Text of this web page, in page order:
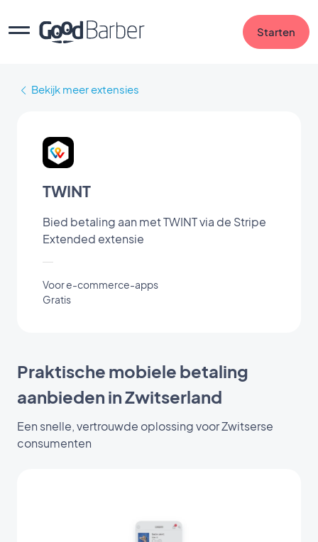
Starten
Bekijk meer extensies
TWINT
Bied betaling aan met TWINT via de Stripe
Extended extensie
Voor e-commerce-apps
Gratis
Praktische mobiele betaling
aanbieden in Zwitserland
Een snelle, vertrouwde oplossing voor Zwitserse
consumenten